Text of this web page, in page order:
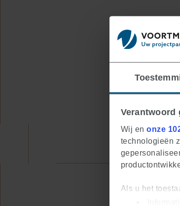
Verantwoord
Wij en onze
technologieën
Als u het